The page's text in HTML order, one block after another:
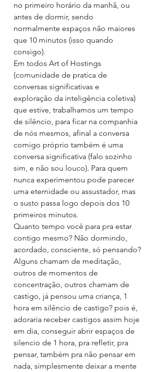
no primeiro horário da manhã, ou
antes de dormir, sendo
normalmente espaços não maiores
que 10 minutos (isso quando
consigo).
Em todos Art of Hostings
(comunidade de pratica de
conversas significativas e
exploração da inteligência coletiva)
que estive, trabalhamos um tempo
de silêncio, para ficar na companhia
de nós mesmos, afinal a conversa
comigo próprio também é uma
conversa significativa (falo sozinho
sim, e não sou louco). Para quem
nunca experimentou pode parecer
uma eternidade ou assustador, mas
o susto passa logo depois dos 10
primeiros minutos.
Quanto tempo você para pra estar
contigo mesmo? Não dormindo,
acordado, consciente, só pensando?
Alguns chamam de meditação,
outros de momentos de
concentração, outros chamam de
castigo, já pensou uma criança, 1
hora em silêncio de castigo? pois é,
adoraria receber castigos assim hoje
em dia, conseguir abrir espaços de
silencio de 1 hora, pra refletir, pra
pensar, também pra não pensar em
nada, simplesmente deixar a mente